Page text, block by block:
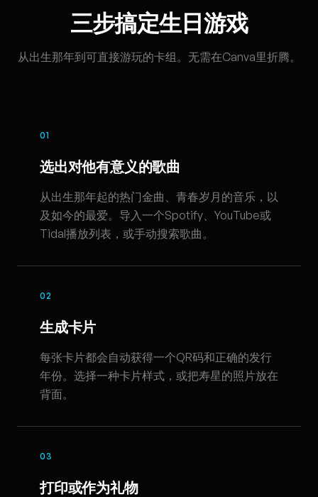
三步搞定生日游戏
从出生那年到可直接游玩的卡组。无需在Canva里折腾。
01
选出对他有意义的歌曲
从出生那年起的热门金曲、青春岁月的音乐，以
及如今的最爱。导入一个Spotify、YouTube或
Tidal播放列表，或手动搜索歌曲。
02
生成卡片
每张卡片都会自动获得一个QR码和正确的发行
年份。选择一种卡片样式，或把寿星的照片放在
背面。
03
打印或作为礼物